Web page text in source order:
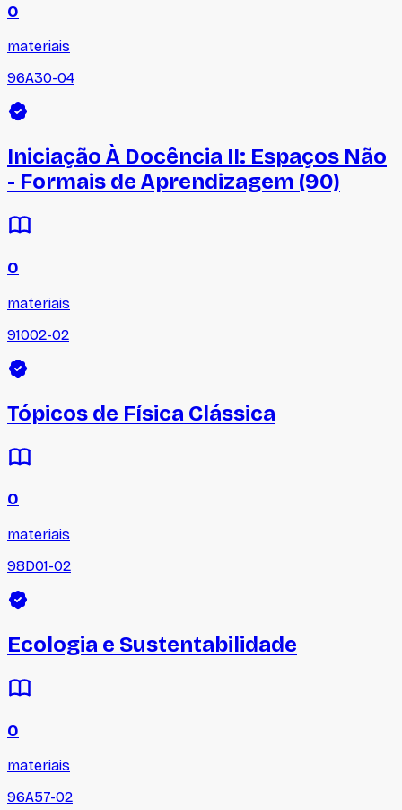
0
materiais
96A30-04
Iniciação À Docência II: Espaços Não
- Formais de Aprendizagem (90)
0
materiais
91002-02
Tópicos de Física Clássica
0
materiais
98D01-02
Ecologia e Sustentabilidade
0
materiais
96A57-02